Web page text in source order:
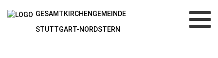
GESAMTKIRCHENGEMEINDE
STUTTGART-NORDSTERN